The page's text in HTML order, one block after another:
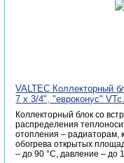
VALTEC Коллекторный
7 x 3/4", "евроконус"
Коллекторный блок со
распределения
отопления – радиаторам,
обогрева открытых
– до 90 °С, давление – до